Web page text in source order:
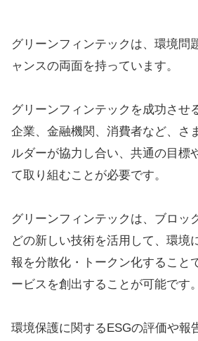
グリーンフィンテックは、環境問
ャンスの両面を持っています。
グリーンフィンテックを成功させ
企業、金融機関、消費者など、さ
ルダーが協力し合い、共通の目標
て取り組むことが必要です。
グリーンフィンテックは、ブロッ
どの新しい技術を活用して、環境
報を分散化・トークン化すること
ービスを創出することが可能です。
環境保護に関するESGの評価や報